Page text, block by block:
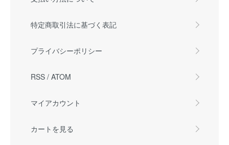
特定商取引法に基づく表記
プライバシーポリシー
RSS / ATOM
マイアカウント
カートを見る